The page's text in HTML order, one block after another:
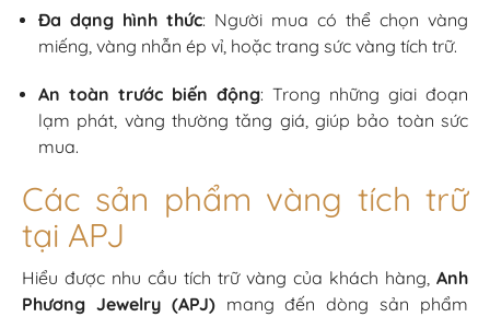
Đa dạng hình thức: Người mua có thể chọn vàng
miếng, vàng nhẫn ép vỉ, hoặc trang sức vàng tích trữ.
An toàn trước biến động: Trong những giai đoạn
lạm phát, vàng thường tăng giá, giúp bảo toàn sức
mua.
Các sản phẩm vàng tích trữ
tại APJ
Hiểu được nhu cầu tích trữ vàng của khách hàng, Anh
Phương Jewelry (APJ)mang đến dòng sản phẩm